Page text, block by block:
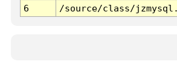
6
/source/class/